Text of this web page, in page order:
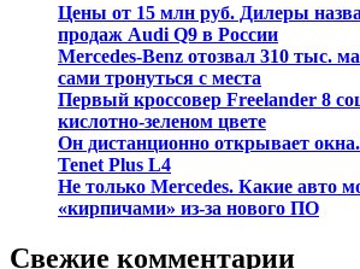
Цены от 15 млн руб. Дилеры
продаж Audi Q9 в России
Mercedes-Benz отозвал 310 тыс.
сами тронуться с места
Первый кроссовер Freelander 8
кислотно-зеленом цвете
Он дистанционно открывает
Tenet Plus L4
Не только Mercedes. Какие авто
«кирпичами» из-за нового ПО
Свежие комментарии